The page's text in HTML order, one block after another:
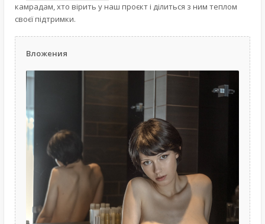
камрадам, хто вірить у наш проєкт і ділиться з ним теплом
своєї підтримки.
Вложения